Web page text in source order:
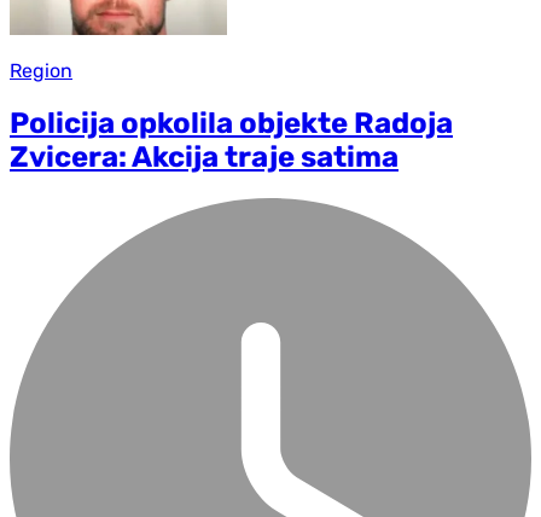
Region
Policija opkolila objekte Radoja
Zvicera: Akcija traje satima